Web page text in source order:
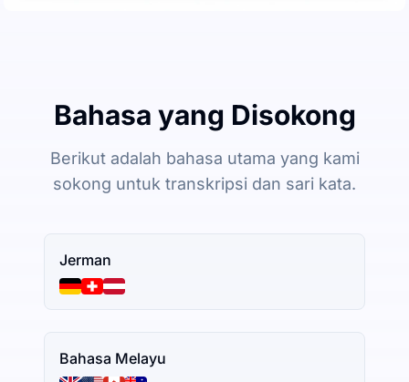
Bahasa yang Disokong
Berikut adalah bahasa utama yang kami
sokong untuk transkripsi dan sari kata.
Jerman
Bahasa Melayu